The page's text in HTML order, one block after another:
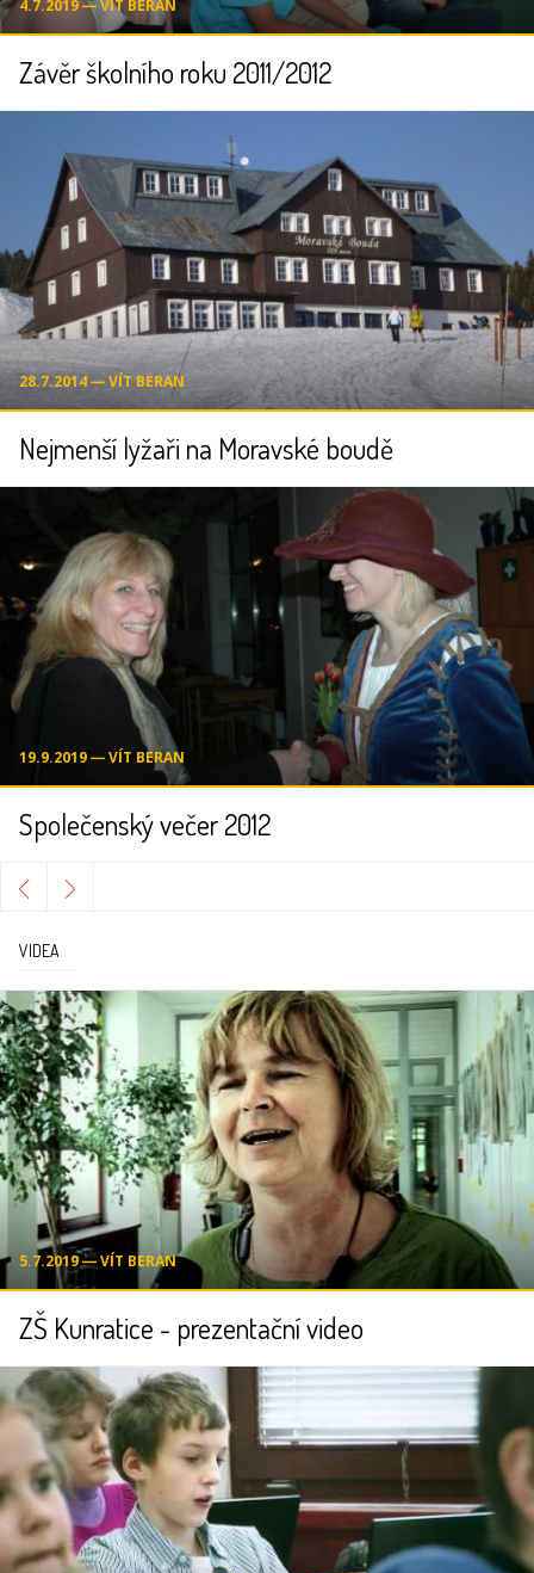
4.7.2019 ― VÍT BERAN
Závěr školního roku 2011/2012
28.7.2014 ― VÍT BERAN
Nejmenší lyžaři na Moravské boudě
19.9.2019 ― VÍT BERAN
Společenský večer 2012
VIDEA
5.7.2019 ― VÍT BERAN
ZŠ Kunratice - prezentační video